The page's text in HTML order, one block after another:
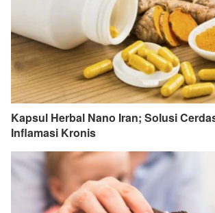
Kapsul Herbal Nano Iran; Solusi
Inflamasi Kronis